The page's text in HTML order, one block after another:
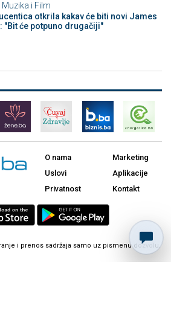
Muzika i Film
otkrila kakav će biti novi James
"Bit će potpuno drugačiji"
O nama
Uslovi
Privatnost
Marketing
Aplikacije
Kontakt
i prenos sadržaja samo uz pismenu dozvolu.